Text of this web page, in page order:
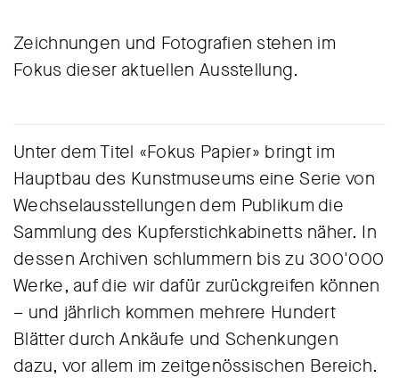
Zeichnungen und Fotografien stehen im
Fokus dieser aktuellen Ausstellung.
Unter dem Titel «Fokus Papier» bringt im
Hauptbau des Kunstmuseums eine Serie von
Wechselausstellungen dem Publikum die
Sammlung des Kupferstichkabinetts näher. In
dessen Archiven schlummern bis zu 300'000
Werke, auf die wir dafür zurückgreifen können
– und jährlich kommen mehrere Hundert
Blätter durch Ankäufe und Schenkungen
dazu, vor allem im zeitgenössischen Bereich.